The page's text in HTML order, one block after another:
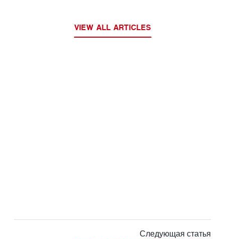
VIEW ALL ARTICLES
Следующая статья